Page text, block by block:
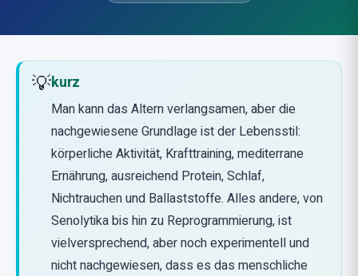
💡kurz
Man kann das Altern verlangsamen, aber die
nachgewiesene Grundlage ist der Lebensstil:
körperliche Aktivität, Krafttraining, mediterrane
Ernährung, ausreichend Protein, Schlaf,
Nichtrauchen und Ballaststoffe. Alles andere, von
Senolytika bis hin zu Reprogrammierung, ist
vielversprechend, aber noch experimentell und
nicht nachgewiesen, dass es das menschliche